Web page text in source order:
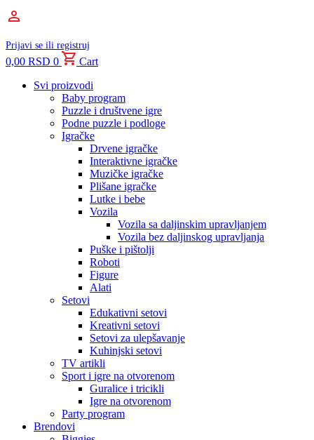
Prijavi se ili registruj
0,00 RSD 0
Cart
Svi proizvodi
Baby program
Puzzle i društvene igre
Podne puzzle i podloge
Igračke
Drvene igračke
Interaktivne igračke
Muzičke igračke
Plišane igračke
Lutke i bebe
Vozila
Vozila sa daljinskim upravljanjem
Vozila bez daljinskog upravljanja
Puške i pištolji
Roboti
Figure
Alati
Setovi
Edukativni setovi
Kreativni setovi
Setovi za ulepšavanje
Kuhinjski setovi
TV artikli
Sport i igre na otvorenom
Guralice i tricikli
Igre na otvorenom
Party program
Brendovi